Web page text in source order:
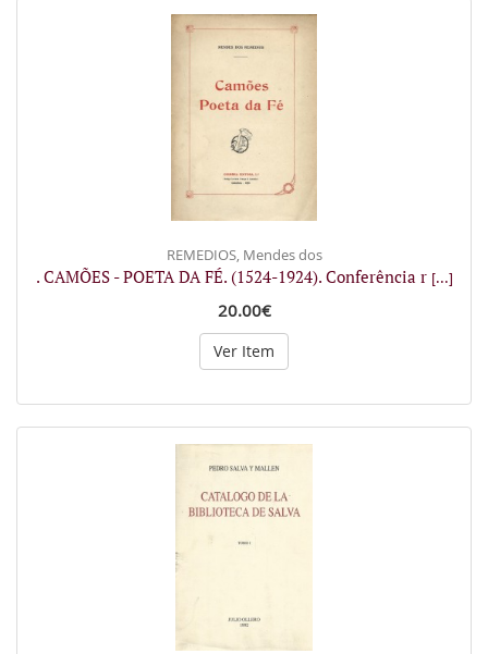
REMEDIOS, Mendes dos
. CAMÕES - POETA DA FÉ. (1524-1924). Conferência r [...]
20.00€
Ver Item